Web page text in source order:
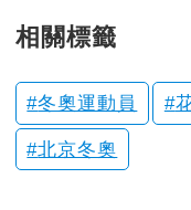
相關標籤
冬奧運動員
北京冬奧